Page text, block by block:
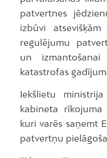
patvertnes
izbūvi
regulējumu
un
katastrofas
Iekšlietu
kabineta
kuri varēs saņemt
patvertņu